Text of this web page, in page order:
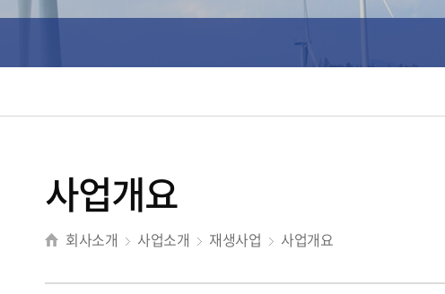
사업개요
회사소개 사업소개 재생사업 사업개요